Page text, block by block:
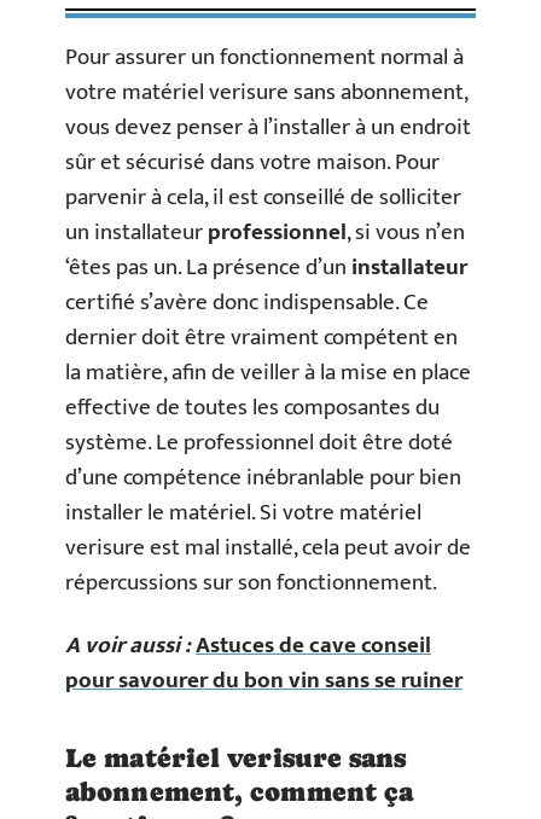
Pour assurer un fonctionnement normal à
votre matériel verisure sans abonnement,
vous devez penser à l’installer à un endroit
sûr et sécurisé dans votre maison. Pour
parvenir à cela, il est conseillé de solliciter
un installateurprofessionnel, si vous n’en
‘êtes pas un. La présence d’uninstallateur
certifié s’avère donc indispensable. Ce
dernier doit être vraiment compétent en
la matière, afin de veiller à la mise en place
effective de toutes les composantes du
système. Le professionnel doit être doté
d’une compétence inébranlable pour bien
installer le matériel. Si votre matériel
verisure est mal installé, cela peut avoir de
répercussions sur son fonctionnement.
A voir aussi :Astuces de cave conseil
pour savourer du bon vin sans se ruiner
Le matériel verisure sans
abonnement, comment ça